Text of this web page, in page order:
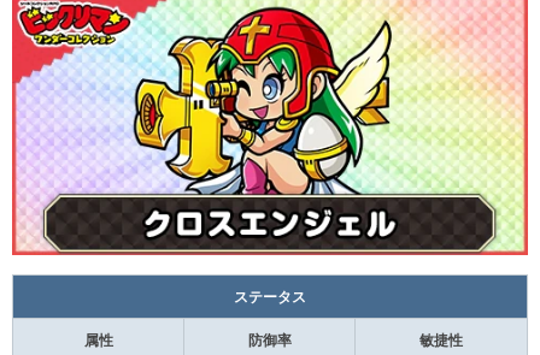
ステータス
属性 防御率 敏捷性